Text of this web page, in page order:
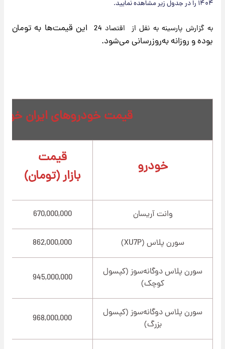
۱۴۰۴ را در جدول زیر مشاهده نمایید.
به گزارش پارسینه به نقل از اقتصاد 24
این قیمت‌ها به تومان
بوده و روزانه به‌روز‌رسانی می‌شود.
قیمت خودروهای ایران
خودرو
قیمت
بازار (تومان)
وانت آریسان 670,000,000
سورن پلاس (XU7P) 862,000,000
سورن پلاس دوگانه‌سوز (کپسول
کوچک)
945,000,000
سورن پلاس دوگانه‌سوز (کپسول
بزرگ)
968,000,000